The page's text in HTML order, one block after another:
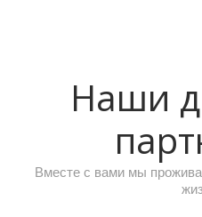
Наши
Вместе с вами мы